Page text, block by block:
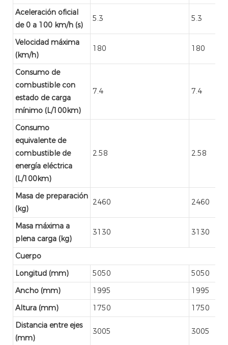
Aceleración oficial
de 0 a 100 km/h (s)
5.3 5.3
Velocidad máxima
(km/h)
180 180
Consumo de
combustible con
estado de carga
mínimo (L/100km)
7.4 7.4
Consumo
equivalente de
combustible de
energía eléctrica
(L/100km)
2.58 2.58
Masa de preparación
(kg)
2460 2460
Masa máxima a
plena carga (kg)
3130 3130
Cuerpo
Longitud (mm)
5050
5050
Ancho (mm)
1995
1995
Altura (mm)
1750
1750
Distancia entre ejes
(mm)
3005 3005